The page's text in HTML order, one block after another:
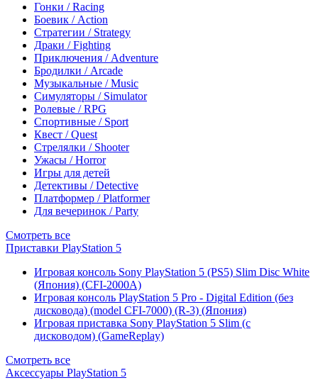
Гонки / Racing
Боевик / Action
Стратегии / Strategy
Драки / Fighting
Приключения / Adventure
Бродилки / Arcade
Музыкальные / Music
Симуляторы / Simulator
Ролевые / RPG
Спортивные / Sport
Квест / Quest
Стрелялки / Shooter
Ужасы / Horror
Игры для детей
Детективы / Detective
Платформер / Platformer
Для вечеринок / Party
Смотреть все
Приставки PlayStation 5
Игровая консоль Sony PlayStation 5 (PS5) Slim Disc White
(Япония) (CFI-2000A)
Игровая консоль PlayStation 5 Pro - Digital Edition (без
дисковода) (model CFI-7000) (R-3) (Япония)
Игровая приставка Sony PlayStation 5 Slim (с
дисководом) (GameReplay)
Смотреть все
Аксессуары PlayStation 5